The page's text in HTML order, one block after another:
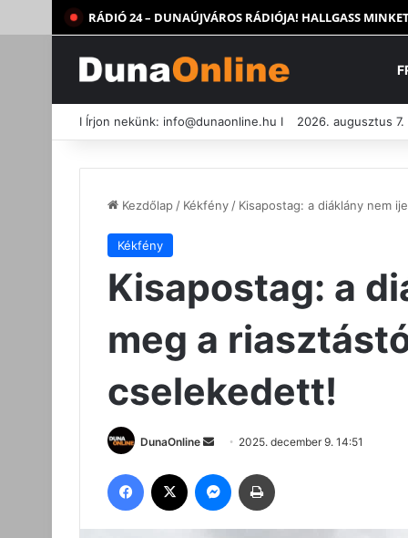
RÁDIÓ 24 – DUNAÚJVÁROS RÁDIÓJA! HALLGASS
I Írjon nekünk: info@dunaonline.hu I 2026. augusztus
Kezdőlap / Kékfény / Kisapostag: a diáklány nem
Kékfény
Kisapostag: a
meg a
cselekedett!
DunaOnline
Send
email
2025. december 9. 14:51
Facebook Messenger